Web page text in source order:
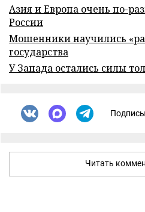
Азия и Европа очень по-
России
Мошенники научились
государства
У Запада остались силы
Читать